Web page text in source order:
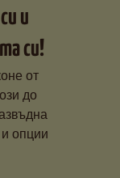
и
си!
от
до
опции